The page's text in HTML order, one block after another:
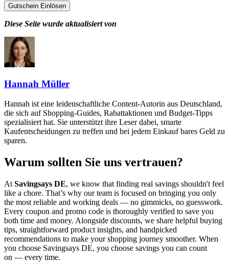
Gutschein Einlösen
Diese Seite wurde aktualisiert von
Hannah Müller
Hannah ist eine leidenschaftliche Content-Autorin aus Deutschland,
die sich auf Shopping-Guides, Rabattaktionen und Budget-Tipps
spezialisiert hat. Sie unterstützt ihre Leser dabei, smarte
Kaufentscheidungen zu treffen und bei jedem Einkauf bares Geld zu
sparen.
Warum sollten Sie uns vertrauen?
At Savingsays DE, we know that finding real savings shouldn't feel
like a chore. That’s why our team is focused on bringing you only
the most reliable and working deals — no gimmicks, no guesswork.
Every coupon and promo code is thoroughly verified to save you
both time and money. Alongside discounts, we share helpful buying
tips, straightforward product insights, and handpicked
recommendations to make your shopping journey smoother. When
you choose Savingsays DE, you choose savings you can count
on — every time.